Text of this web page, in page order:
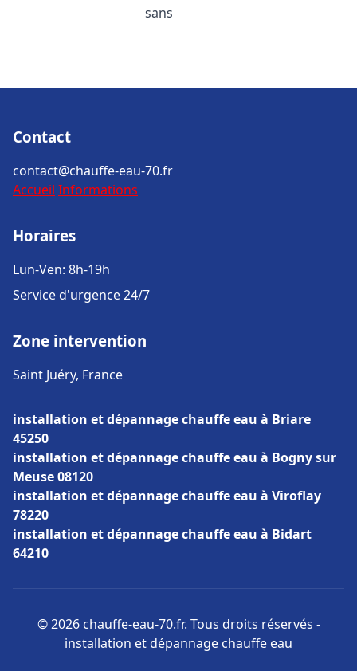
sans
Contact
contact@chauffe-eau-70.fr
Accueil Informations
Horaires
Lun-Ven: 8h-19h
Service d'urgence 24/7
Zone intervention
Saint Juéry, France
installation et dépannage chauffe eau à Briare
45250
installation et dépannage chauffe eau à Bogny sur
Meuse 08120
installation et dépannage chauffe eau à Viroflay
78220
installation et dépannage chauffe eau à Bidart
64210
© 2026 chauffe-eau-70.fr. Tous droits réservés -
installation et dépannage chauffe eau